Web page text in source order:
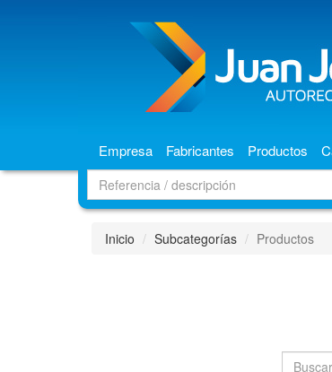
Empresa Fabricantes Productos
Inicio Subcategorías Productos